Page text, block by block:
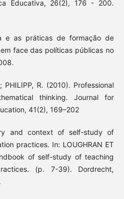
Educativa, 26(2), 176 - 200.
e as práticas de formação de
face das políticas públicas no
PHILIPP, R. (2010). Professional
thinking. Journal for
41(2), 169–202
and context of self-study of
practices. In: LOUGHRAN ET
of self-study of teaching
(p. 7-39). Dordrecht,